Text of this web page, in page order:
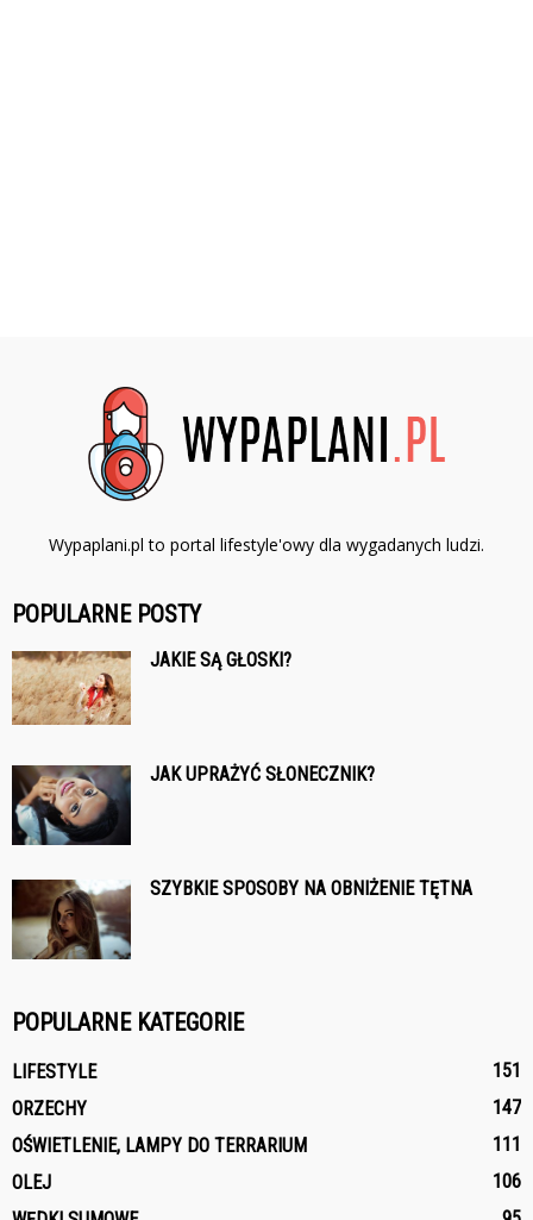
Wypaplani.pl to portal lifestyle'owy dla wygadanych ludzi.
POPULARNE POSTY
JAKIE SĄ GŁOSKI?
JAK UPRAŻYĆ SŁONECZNIK?
SZYBKIE SPOSOBY NA OBNIŻENIE TĘTNA
POPULARNE KATEGORIE
LIFESTYLE
151
ORZECHY
147
OŚWIETLENIE, LAMPY DO TERRARIUM
111
OLEJ
106